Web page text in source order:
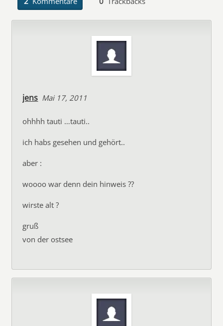
jens Mai 17, 2011
ohhhh tauti …tauti..
ich habs gesehen und gehört..
aber :
woooo war denn dein hinweis ??
wirste alt ?
gruß
von der ostsee